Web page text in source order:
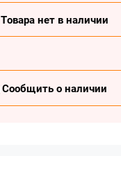
Товара нет в наличии
Сообщить о наличии